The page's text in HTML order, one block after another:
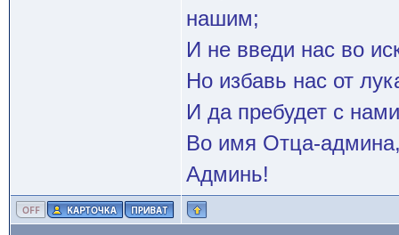
нашим;
И не введи нас во
Но избавь нас от
И да пребудет с
Во имя Отца-
Админь!